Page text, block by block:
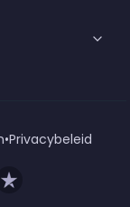
•Privacybeleid